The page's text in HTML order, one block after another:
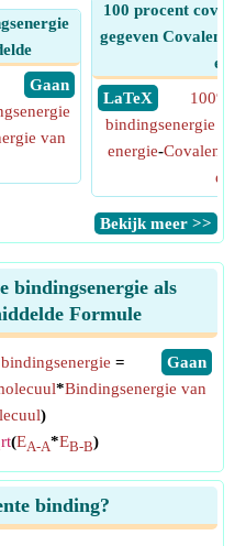
​ Gaan
van
100 procent
gegeven Covalente
​ LaTeX
100%
bindingsenergie
energie-Covalente
​Bekijk meer >>
bindingsenergie als
Formule
​Gaan
=
*Bindingsenergie van
)
(EA-A*EB-B)
binding?